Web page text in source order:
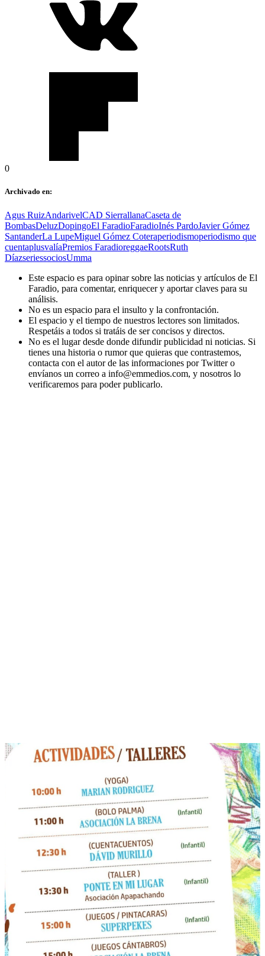
0
Archivado en:
Agus RuizAndarivelCAD SierrallanaCaseta de
BombasDeluzDopingoEl FaradioFaradioInés PardoJavier Gómez
SantanderLa LupeMiguel Gómez Coteraperiodismoperiodismo que
cuentaplusvalíaPremios FaradioreggaeRootsRuth
DíazseriessociosUmma
Este espacio es para opinar sobre las noticias y artículos de El
Faradio, para comentar, enriquecer y aportar claves para su
análisis.
No es un espacio para el insulto y la confrontación.
El espacio y el tiempo de nuestros lectores son limitados.
Respetáis a todos si tratáis de ser concisos y directos.
No es el lugar desde donde difundir publicidad ni noticias. Si
tienes una historia o rumor que quieras que contrastemos,
contacta con el autor de las informaciones por Twitter o
envíanos un correo a info@emmedios.com, y nosotros lo
verificaremos para poder publicarlo.